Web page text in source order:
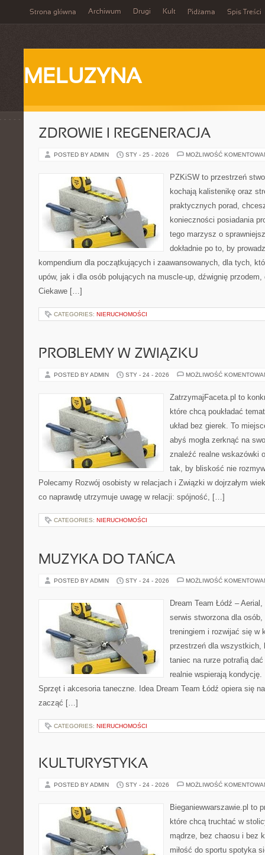
Strona główna Archiwum Drugi Kult Pidżama Spis Treści
MELUZYNA
ZDROWIE I REGENERACJA
POSTED BY ADMIN STY - 25 - 2026 MOŻLIWOŚĆ
PZKiSW to przestrzeń
kochają kalistenikę oraz
praktycznych porad,
konieczności posiadania
tego marzysz o
dokładnie po to, by
kompendium dla początkujących i zaawansowanych, dla tych,
upów, jak i dla osób polujących na muscle-up, dźwignię
Ciekawe […]
CATEGORIES: NIERUCHOMOŚCI
PROBLEMY W ZWIĄZKU
POSTED BY ADMIN STY - 24 - 2026 MOŻLIWOŚĆ
ZatrzymajFaceta.pl to
które chcą poukładać
układ bez gierek. To
abyś mogła zerknąć na
znaleźć realne wskazówki
tak, by bliskość nie
Polecamy Rozwój osobisty w relacjach i Związki w dojrzałym
co naprawdę utrzymuje uwagę w relacji: spójność, […]
CATEGORIES: NIERUCHOMOŚCI
MUZYKA DO TAŃCA
POSTED BY ADMIN STY - 24 - 2026 MOŻLIWOŚĆ
Dream Team Łódź –
serwis stworzona dla
treningiem i rozwijać się w
przestrzeń dla wszystkich,
taniec na rurze potrafią
realnie wspierają
Sprzęt i akcesoria taneczne. Idea Dream Team Łódź opiera się
zacząć […]
CATEGORIES: NIERUCHOMOŚCI
KULTURYSTYKA
POSTED BY ADMIN STY - 24 - 2026 MOŻLIWOŚĆ
Bieganiewwarszawie.pl to
które chcą truchtać w
mądrze, bez chaosu i bez
miłość do sportu spotyka